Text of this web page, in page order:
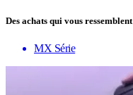
Des achats qui vous ressemblent
MX Série